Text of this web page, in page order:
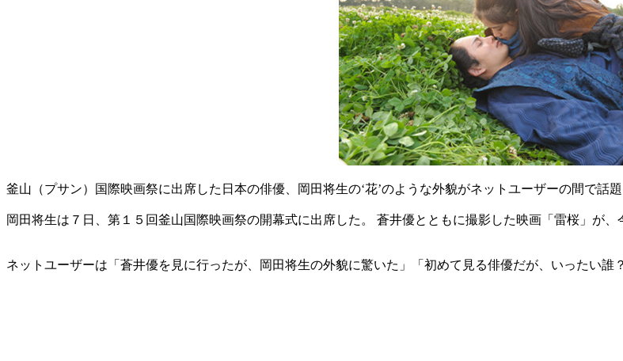
釜山（プサン）国際映画祭に出席した日本の俳優、岡田将生の‘花’のような外貌がネットユーザーの間で話題
岡田将生は７日、第１５回釜山国際映画祭の開幕式に出席した。 蒼井優とともに撮影した映画「雷桜」が
ネットユーザーは「蒼井優を見に行ったが、岡田将生の外貌に驚いた」「初めて見る俳優だが、いったい誰